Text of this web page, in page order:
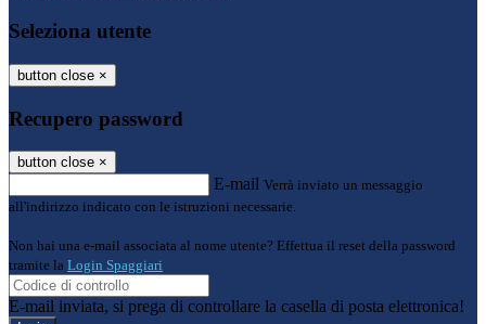
Seleziona utente
button close ×
Recupero password
button close ×
E-mail Verrà inviato un messaggio
all'indirizzo indicato con le istruzioni necessarie.
Non hai una e-mail associata al nome utente? Effettua il reset della password
tramite la Login Spaggiari
E-mail inviata, si prega di controllare la casella di posta elettronica!